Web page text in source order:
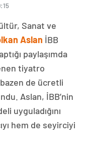
Sanat ve
Aslan İBB
paylaşımda
tiyatro
de ücretli
Aslan, İBB’nin
uyguladığını
hem de seyirciyi